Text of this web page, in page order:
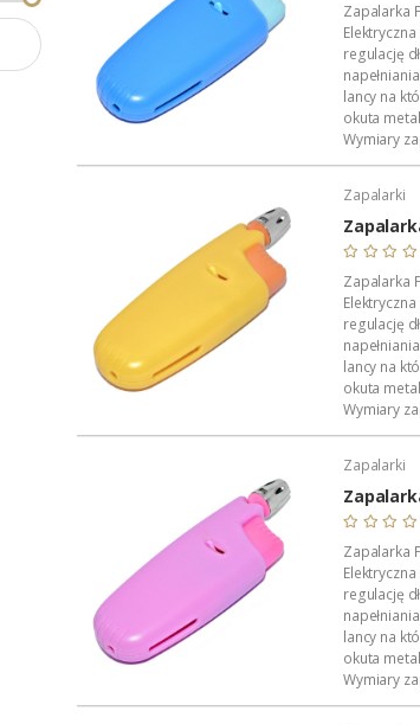
Zapalarka
regulację
lancy na
okuta
Wymiary
38mm x
Polecany...
Zapalarki
Zapalarka
regulację
lancy na
okuta
Wymiary
38mm x
Polecany...
Zapalarki
Zapalarka
regulację
lancy na
okuta
Wymiary
38mm x